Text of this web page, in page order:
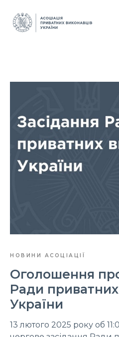
НОВИНИ АСОЦІАЦІЇ
Оголошення
Ради
України
13 лютого 2025 року об